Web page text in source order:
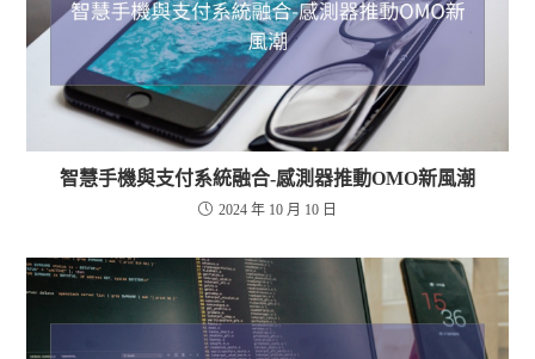
智慧手機與支付系統融合-感測器推動OMO新風潮
2024 年 10 月 10 日